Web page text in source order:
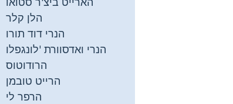
הלן קלר
הנרי דוד תורו
הנרי ואדסוורת 'לונגפלו
הרודוטוס
הרייט טובמן
הרפר לי